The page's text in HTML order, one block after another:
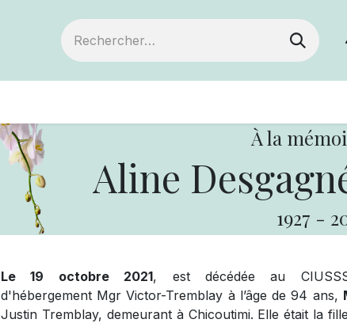
À la
Aline
1927 -
Le 19 octobre 2021, est décédée au
d'hébergement Mgr Victor-Tremblay à l’âge de 94 ans,
Justin Tremblay, demeurant à Chicoutimi. Elle était la